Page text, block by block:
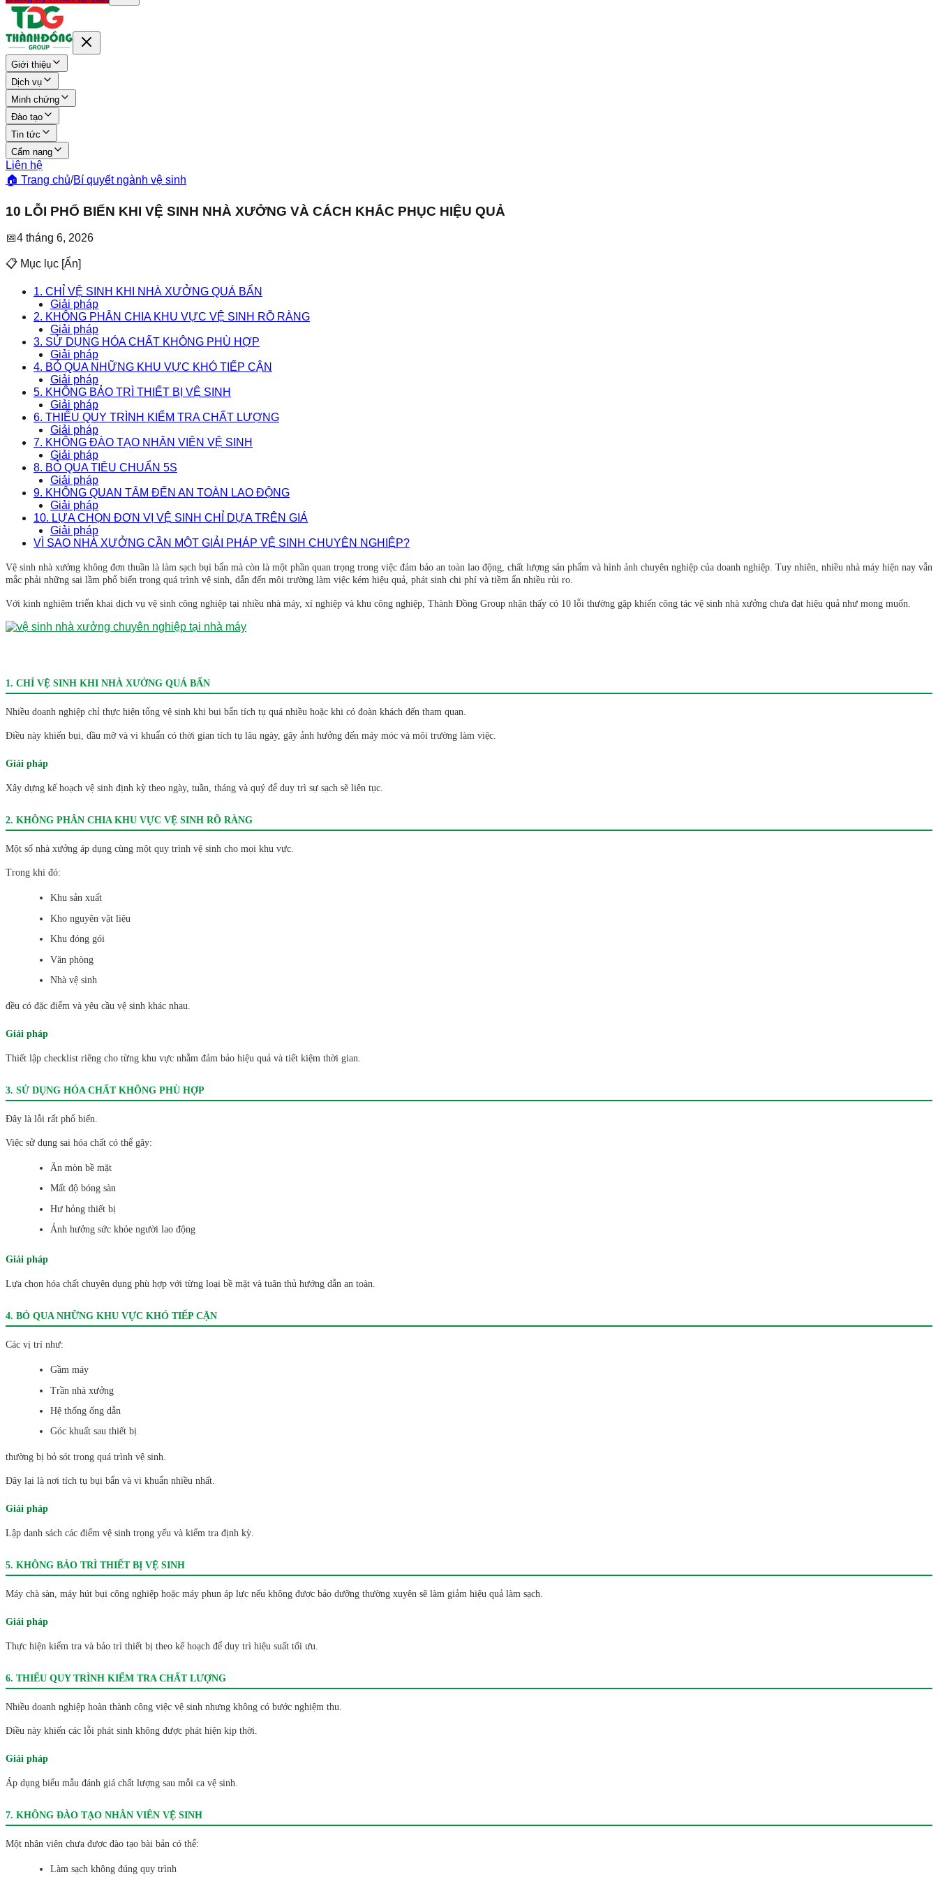
Giới thiệu
Dịch vụ
Minh chứng
Đào tạo
Tin tức
Cẩm nang
Liên hệ
🏠 Trang chủ/Bí quyết ngành vệ sinh
10 LỖI PHỔ BIẾN KHI VỆ SINH NHÀ XƯỞNG VÀ CÁCH KHẮC PHỤC HIỆU QUẢ
📅4 tháng 6, 2026
📋 Mục lục [Ẩn]
1. CHỈ VỆ SINH KHI NHÀ XƯỞNG QUÁ BẨN
Giải pháp
2. KHÔNG PHÂN CHIA KHU VỰC VỆ SINH RÕ RÀNG
Giải pháp
3. SỬ DỤNG HÓA CHẤT KHÔNG PHÙ HỢP
Giải pháp
4. BỎ QUA NHỮNG KHU VỰC KHÓ TIẾP CẬN
Giải pháp
5. KHÔNG BẢO TRÌ THIẾT BỊ VỆ SINH
Giải pháp
6. THIẾU QUY TRÌNH KIỂM TRA CHẤT LƯỢNG
Giải pháp
7. KHÔNG ĐÀO TẠO NHÂN VIÊN VỆ SINH
Giải pháp
8. BỎ QUA TIÊU CHUẨN 5S
Giải pháp
9. KHÔNG QUAN TÂM ĐẾN AN TOÀN LAO ĐỘNG
Giải pháp
10. LỰA CHỌN ĐƠN VỊ VỆ SINH CHỈ DỰA TRÊN GIÁ
Giải pháp
VÌ SAO NHÀ XƯỞNG CẦN MỘT GIẢI PHÁP VỆ SINH CHUYÊN NGHIỆP?
Vệ sinh nhà xưởng không đơn thuần là làm sạch bụi bẩn mà còn là một phần quan trọng trong việc đảm bảo an toàn lao động, chất lượng sản phẩm và hình ảnh chuyên nghiệp của doanh nghiệp. Tuy nhiên, nhiều nhà máy hiện nay vẫn
mắc phải những sai lầm phổ biến trong quá trình vệ sinh, dẫn đến môi trường làm việc kém hiệu quả, phát sinh chi phí và tiềm ẩn nhiều rủi ro.
Với kinh nghiệm triển khai dịch vụ vệ sinh công nghiệp tại nhiều nhà máy, xí nghiệp và khu công nghiệp, Thành Đồng Group nhận thấy có 10 lỗi thường gặp khiến công tác vệ sinh nhà xưởng chưa đạt hiệu quả như mong muốn.
1. CHỈ VỆ SINH KHI NHÀ XƯỞNG QUÁ BẨN
Nhiều doanh nghiệp chỉ thực hiện tổng vệ sinh khi bụi bẩn tích tụ quá nhiều hoặc khi có đoàn khách đến tham quan.
Điều này khiến bụi, dầu mỡ và vi khuẩn có thời gian tích tụ lâu ngày, gây ảnh hưởng đến máy móc và môi trường làm việc.
Giải pháp
Xây dựng kế hoạch vệ sinh định kỳ theo ngày, tuần, tháng và quý để duy trì sự sạch sẽ liên tục.
2. KHÔNG PHÂN CHIA KHU VỰC VỆ SINH RÕ RÀNG
Một số nhà xưởng áp dụng cùng một quy trình vệ sinh cho mọi khu vực.
Trong khi đó:
Khu sản xuất
Kho nguyên vật liệu
Khu đóng gói
Văn phòng
Nhà vệ sinh
đều có đặc điểm và yêu cầu vệ sinh khác nhau.
Giải pháp
Thiết lập checklist riêng cho từng khu vực nhằm đảm bảo hiệu quả và tiết kiệm thời gian.
3. SỬ DỤNG HÓA CHẤT KHÔNG PHÙ HỢP
Đây là lỗi rất phổ biến.
Việc sử dụng sai hóa chất có thể gây:
Ăn mòn bề mặt
Mất độ bóng sàn
Hư hỏng thiết bị
Ảnh hưởng sức khỏe người lao động
Giải pháp
Lựa chọn hóa chất chuyên dụng phù hợp với từng loại bề mặt và tuân thủ hướng dẫn an toàn.
4. BỎ QUA NHỮNG KHU VỰC KHÓ TIẾP CẬN
Các vị trí như:
Gầm máy
Trần nhà xưởng
Hệ thống ống dẫn
Góc khuất sau thiết bị
thường bị bỏ sót trong quá trình vệ sinh.
Đây lại là nơi tích tụ bụi bẩn và vi khuẩn nhiều nhất.
Giải pháp
Lập danh sách các điểm vệ sinh trọng yếu và kiểm tra định kỳ.
5. KHÔNG BẢO TRÌ THIẾT BỊ VỆ SINH
Máy chà sàn, máy hút bụi công nghiệp hoặc máy phun áp lực nếu không được bảo dưỡng thường xuyên sẽ làm giảm hiệu quả làm sạch.
Giải pháp
Thực hiện kiểm tra và bảo trì thiết bị theo kế hoạch để duy trì hiệu suất tối ưu.
6. THIẾU QUY TRÌNH KIỂM TRA CHẤT LƯỢNG
Nhiều doanh nghiệp hoàn thành công việc vệ sinh nhưng không có bước nghiệm thu.
Điều này khiến các lỗi phát sinh không được phát hiện kịp thời.
Giải pháp
Áp dụng biểu mẫu đánh giá chất lượng sau mỗi ca vệ sinh.
7. KHÔNG ĐÀO TẠO NHÂN VIÊN VỆ SINH
Một nhân viên chưa được đào tạo bài bản có thể:
Làm sạch không đúng quy trình